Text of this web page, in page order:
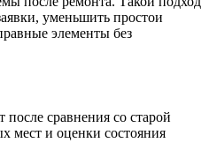
уменьшить простои
элементы без
сравнения со старой
мест и оценки состояния